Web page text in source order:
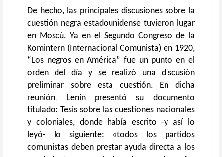
De hecho, las principales discusiones sobre la
cuestión negra estadounidense tuvieron lugar
en Moscú. Ya en el Segundo Congreso de la
Komintern (Internacional Comunista) en 1920,
“Los negros en América” fue un punto en el
orden del día y se realizó una discusión
preliminar sobre esta cuestión. En dicha
reunión, Lenin presentó su documento
titulado: Tesis sobre las cuestiones nacionales
y coloniales, donde había escrito -y así lo
leyó- lo siguiente: «todos los partidos
comunistas deben prestar ayuda directa a los